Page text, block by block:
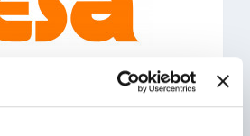
proiettata
progetta e produce in Italia da
linea di elementi standard in